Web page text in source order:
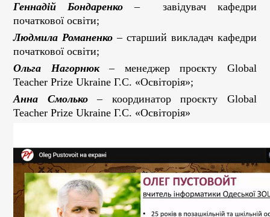
Геннадій Бондаренко – завідувач кафедри
початкової освіти;
Людмила Романенко – старший викладач кафедри
початкової освіти;
Ольга Нагорнюк– менеджер проєкту Global
Teacher Prize Ukraine Г.С. «Освіторія»;
Анна Смолько– координатор проєкту Global
Teacher Prize Ukraine Г.С. «Освіторія»